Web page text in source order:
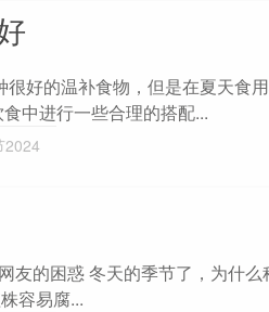
好的温补食物，但是在夏天食
中进行一些合理的搭配...
2024
友的困惑 冬天的季节了，为什
容易腐...